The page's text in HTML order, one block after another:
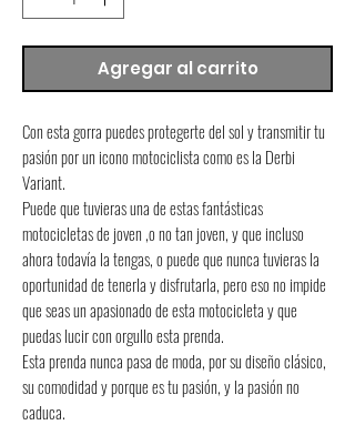
Agregar al carrito
Con esta gorra puedes protegerte del sol y transmitir tu
pasión por un icono motociclista como es la Derbi
Variant.
Puede que tuvieras una de estas fantásticas
motocicletas de joven ,o no tan joven, y que incluso
ahora todavía la tengas, o puede que nunca tuvieras la
oportunidad de tenerla y disfrutarla, pero eso no impide
que seas un apasionado de esta motocicleta y que
puedas lucir con orgullo esta prenda.
Esta prenda nunca pasa de moda, por su diseño clásico,
su comodidad y porque es tu pasión, y la pasión no
caduca.